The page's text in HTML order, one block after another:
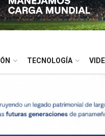
TECNOLOGÍA